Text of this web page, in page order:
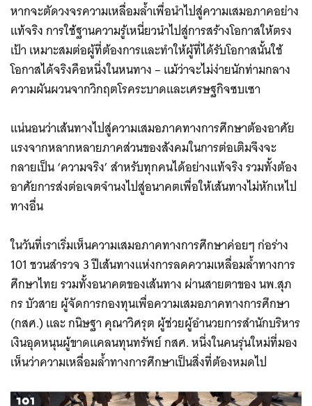
หากจะตัดวงจรความเหลื่อมล้ำเพื่อนำไปสู่ความเสมอภาคอย่าง
แท้จริง การใช้ฐานความรู้เหนี่ยวนำไปสู่การสร้างโอกาสให้ตรง
เป้า เหมาะสมต่อผู้ที่ต้องการและทำให้ผู้ที่ได้รับโอกาสนั้นใช้
โอกาสได้จริงคือหนึ่งในหนทาง – แม้ว่าจะไม่ง่ายนักท่ามกลาง
ความผันผวนจากวิกฤตโรคระบาดและเศรษฐกิจซบเซา
แน่นอนว่าเส้นทางไปสู่ความเสมอภาคทางการศึกษาต้องอาศัย
แรงจากหลากหลายภาคส่วนของสังคมในการต่อเติมจึงจะ
กลายเป็น ‘ความจริง’ สำหรับทุกคนได้อย่างแท้จริง รวมทั้งต้อง
อาศัยการส่งต่อเจตจำนงไปสู่อนาคตเพื่อให้เส้นทางไม่หักเหไป
ทางอื่น
ในวันที่เราเริ่มเห็นความเสมอภาคทางการศึกษาค่อยๆ ก่อร่าง
101 ชวนสำรวจ 3 ปีเส้นทางแห่งการลดความเหลื่อมล้ำทางการ
ศึกษาไทย รวมทั้งอนาคตของเส้นทาง ผ่านสายตาของ นพ.สุภ
กร บัวสาย ผู้จัดการกองทุนเพื่อความเสมอภาคทางการศึกษา
(กสศ.) และ กนิษฐา คุณาวิศรุต ผู้ช่วยผู้อำนวยการสำนักบริหาร
เงินอุดหนุนผู้ขาดแคลนทุนทรัพย์ กสศ. หนึ่งในคนรุ่นใหม่ที่มอง
เห็นว่าความเหลื่อมล้ำทางการศึกษาเป็นสิ่งที่ต้องหมดไป